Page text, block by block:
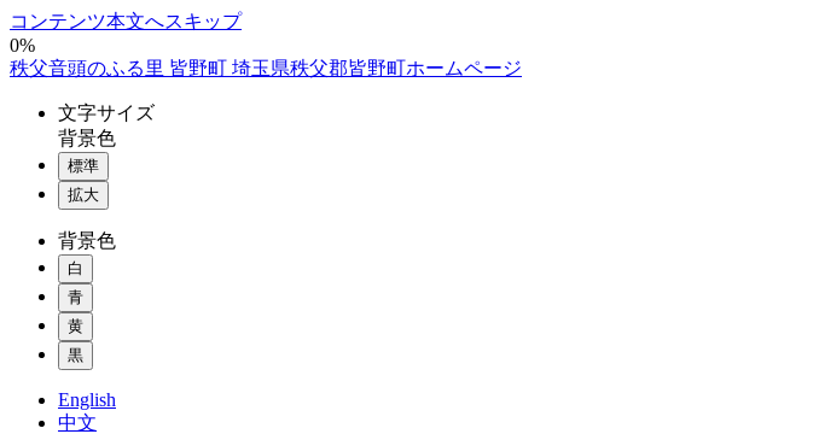
コンテンツ本文へスキップ
0%
秩父音頭のふる里 皆野町 埼玉県秩父郡皆野町ホームページ
文字サイズ
背景色
標準
拡大
背景色
白
青
黄
黒
English
中文